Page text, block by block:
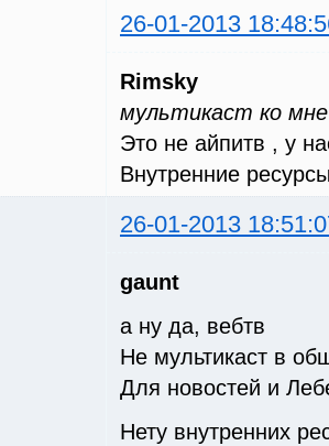
26-01-2013
Rimsky
мультикаст ко
Это не айпитв , у
Внутренние
26-01-2013
gaunt
а ну да, вебтв
Не мультикаст в
Для новостей и
Нету внутренних